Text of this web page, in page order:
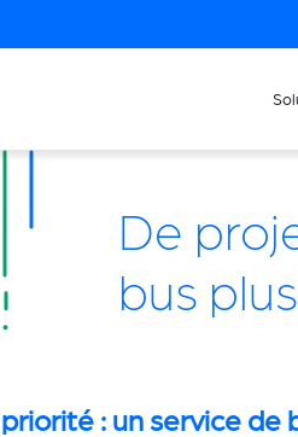
De
bus
: un service de